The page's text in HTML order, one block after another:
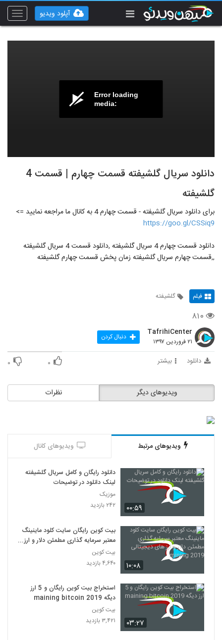
Toggle
آپلود ویدیو
Error loading
media:
دانلود سریال گلشیفته قسمت چهارم | قسمت 4
گلشیفته
برای دانلود سریال گلشیفته - قسمت چهارم 4 به کانال ما مراجعه نمایید =>
https://goo.gl/CSSiq9
دانلود قسمت چهارم 4 سریال گلشیفته ,دانلود قسمت 4 سریال گلشیفته
,,قسمت چهارم سریال گلشیفته زمان پخش قسمت چهارم گلشیفته
فیلم گلشیفته
۸۱۰
TafrihiCenter
۲۱ فروردین ۱۳۹۷ دنبال کردن
دانلود بیشتر ۰ ۰
نظرات ویدیوهای دیگر
ویدیوهای مرتبط ویدیوهای کانال
۰۰:۵۹
دانلود رایگان و کامل سریال گلشیفته
لینک دانلود در توضیحات
موزیک
۲۴۲ بازدید
۱۰:۰۸
بیت کوین رایگان سایت کلود ماینینگ
معتبر سرمایه گذاری مطمئن دلار و ارز
های دیجیتالی mining 2019
بیت کوین
۴,۶۴۰ بازدید
۰۳:۲۷
استخراج بیت کوین رایگان و 5 ارز
دیگه maining bitcoin 2019
بیت کوین
۳,۴۲۱ بازدید